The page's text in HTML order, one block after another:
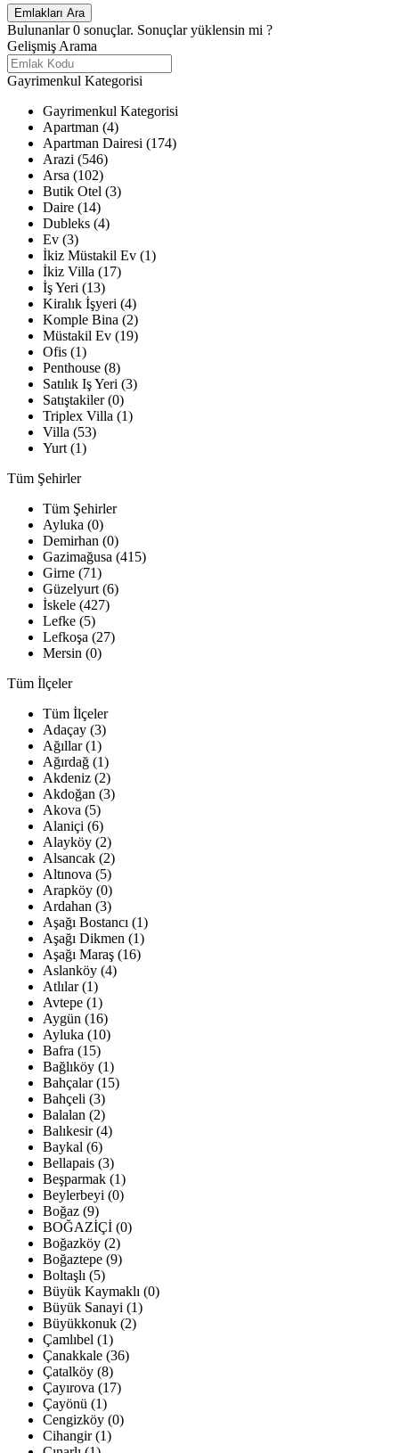
Bulunanlar0 sonuçlar. Sonuçlar yüklensin mi ?
Gelişmiş Arama
Gayrimenkul Kategorisi
Gayrimenkul Kategorisi
Apartman (4)
Apartman Dairesi (174)
Arazi (546)
Arsa (102)
Butik Otel (3)
Daire (14)
Dubleks (4)
Ev (3)
İkiz Müstakil Ev (1)
İkiz Villa (17)
İş Yeri (13)
Kiralık İşyeri (4)
Komple Bina (2)
Müstakil Ev (19)
Ofis (1)
Penthouse (8)
Satılık Iş Yeri (3)
Satıştakiler (0)
Triplex Villa (1)
Villa (53)
Yurt (1)
Tüm Şehirler
Tüm Şehirler
Ayluka (0)
Demirhan (0)
Gazimağusa (415)
Girne (71)
Güzelyurt (6)
İskele (427)
Lefke (5)
Lefkoşa (27)
Mersin (0)
Tüm İlçeler
Tüm İlçeler
Adaçay (3)
Ağıllar (1)
Ağırdağ (1)
Akdeniz (2)
Akdoğan (3)
Akova (5)
Alaniçi (6)
Alayköy (2)
Alsancak (2)
Altınova (5)
Arapköy (0)
Ardahan (3)
Aşağı Bostancı (1)
Aşağı Dikmen (1)
Aşağı Maraş (16)
Aslanköy (4)
Atlılar (1)
Avtepe (1)
Aygün (16)
Ayluka (10)
Bafra (15)
Bağlıköy (1)
Bahçalar (15)
Bahçeli (3)
Balalan (2)
Balıkesir (4)
Baykal (6)
Bellapais (3)
Beşparmak (1)
Beylerbeyi (0)
Boğaz (9)
BOĞAZİÇİ (0)
Boğazköy (2)
Boğaztepe (9)
Boltaşlı (5)
Büyük Kaymaklı (0)
Büyük Sanayi (1)
Büyükkonuk (2)
Çamlıbel (1)
Çanakkale (36)
Çatalköy (8)
Çayırova (17)
Çayönü (1)
Cengizköy (0)
Cihangir (1)